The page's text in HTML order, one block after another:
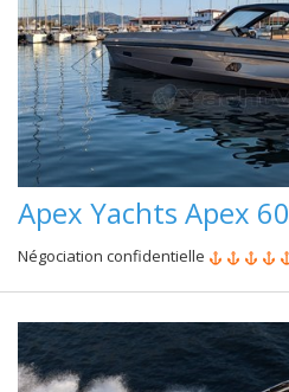
Apex Yachts Apex 60
Négociation confidentielle